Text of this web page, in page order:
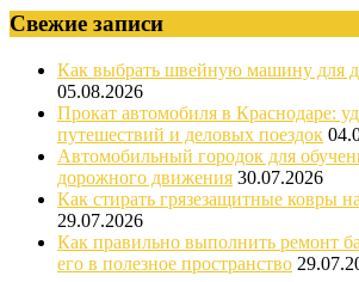
Свежие записи
Как выбрать швейную машину для
05.08.2026
Прокат автомобиля в Краснодаре:
путешествий и деловых поездок
Автомобильный городок для
дорожного движения 30.07.2026
Как стирать грязезащитные ковры
29.07.2026
Как правильно выполнить ремонт
его в полезное пространство